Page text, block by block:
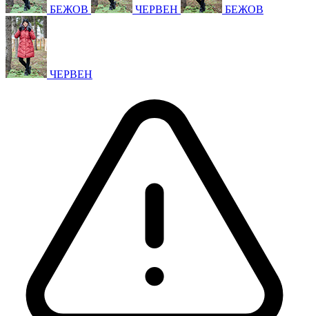
БЕЖОВ ЧЕРВЕН БЕЖОВ
ЧЕРВЕН